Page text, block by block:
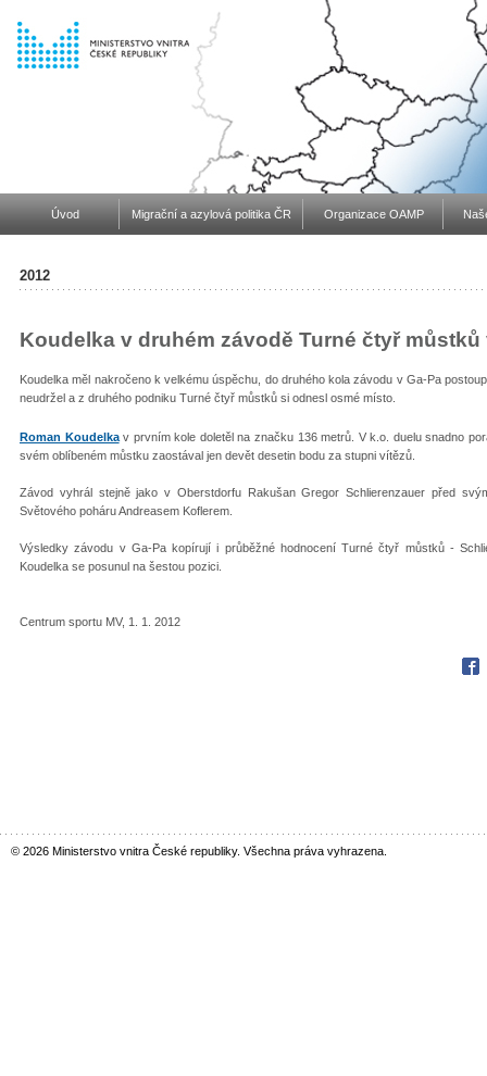
Úvod Migrační a azylová politika ČR Organizace OAMP
2012
Koudelka v druhém závodě Turné čtyř můstků
Koudelka měl nakročeno k velkému úspěchu, do druhého kola závodu v Ga-Pa
neudržel a z druhého podniku Turné čtyř můstků si odnesl osmé místo.
Roman Koudelkav prvním kole doletěl na značku 136 metrů. V k.o. duelu snadno
svém oblíbeném můstku zaostával jen devět desetin bodu za stupni vítězů.
Závod vyhrál stejně jako v Oberstdorfu Rakušan Gregor Schlierenzauer před
Světového poháru Andreasem Koflerem.
Výsledky závodu v Ga-Pa kopírují i průběžné hodnocení Turné čtyř můstků -
Koudelka se posunul na šestou pozici.
Centrum sportu MV, 1. 1. 2012
© 2026 Ministerstvo vnitra České republiky. Všechna práva vyhrazena.